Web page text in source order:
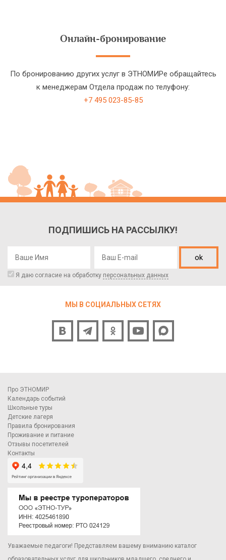
Онлайн-бронирование
По бронированию других услуг в ЭТНОМИРе обращайтесь
к менеджерам Отдела продаж по телуфону:
+7 495 023-85-85
ПОДПИШИСЬ НА РАССЫЛКУ!
ok
Я даю согласие на обработку персональных данных
МЫ В СОЦИАЛЬНЫХ СЕТЯХ
Про ЭТНОМИР
Календарь событий
Школьные туры
Детские лагеря
Правила бронирования
Проживание и питание
Отзывы посетителей
Контакты
Уважаемые педагоги! Представляем вашему вниманию каталог